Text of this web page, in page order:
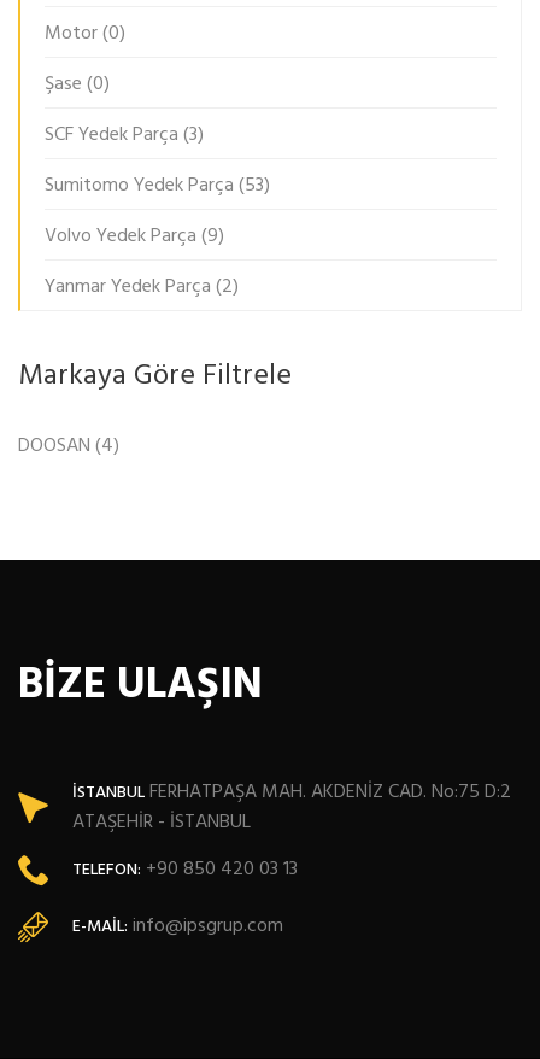
Motor(0)
Şase(0)
SCF Yedek Parça(3)
Sumitomo Yedek Parça(53)
Volvo Yedek Parça(9)
Yanmar Yedek Parça(2)
Markaya Göre Filtrele
DOOSAN(4)
BİZE ULAŞIN
İSTANBULFERHATPAŞA MAH. AKDENİZ CAD. No:75 D:2
ATAŞEHİR - İSTANBUL
TELEFON: +90 850 420 03 13
E-MAIL: info@ipsgrup.com